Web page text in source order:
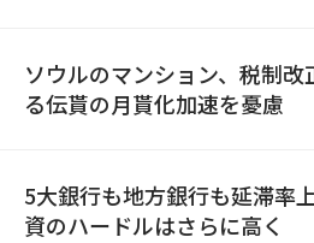
ソウルのマンション、税制改
る伝貰の月貰化加速を憂慮
5大銀行も地方銀行も延滞率
資のハードルはさらに高く